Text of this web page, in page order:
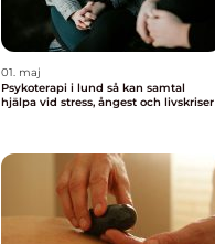
01. maj
Psykoterapi i lund så kan samtal
hjälpa vid stress, ångest och livskriser